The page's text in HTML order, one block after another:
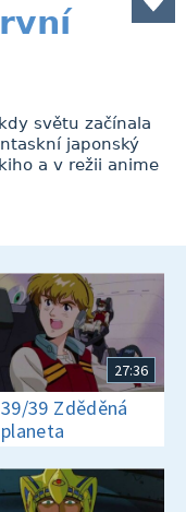
světu začínala
japonský
a v režii anime
27:36
39/39 Zděděná
planeta